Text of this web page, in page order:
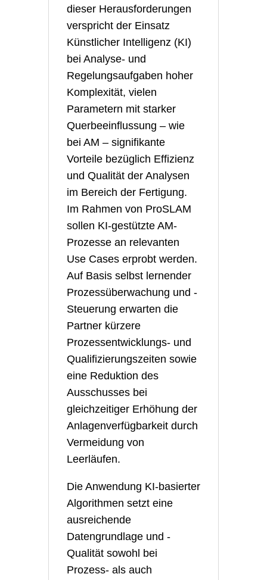
dieser Herausforderungen
verspricht der Einsatz
Künstlicher Intelligenz (KI)
bei Analyse- und
Regelungsaufgaben hoher
Komplexität, vielen
Parametern mit starker
Querbeeinflussung – wie
bei AM – signifikante
Vorteile bezüglich Effizienz
und Qualität der Analysen
im Bereich der Fertigung.
Im Rahmen von ProSLAM
sollen KI-gestützte AM-
Prozesse an relevanten
Use Cases erprobt werden.
Auf Basis selbst lernender
Prozessüberwachung und -
Steuerung erwarten die
Partner kürzere
Prozessentwicklungs- und
Qualifizierungszeiten sowie
eine Reduktion des
Ausschusses bei
gleichzeitiger Erhöhung der
Anlagenverfügbarkeit durch
Vermeidung von
Leerläufen.
Die Anwendung KI-basierter
Algorithmen setzt eine
ausreichende
Datengrundlage und -
Qualität sowohl bei
Prozess- als auch